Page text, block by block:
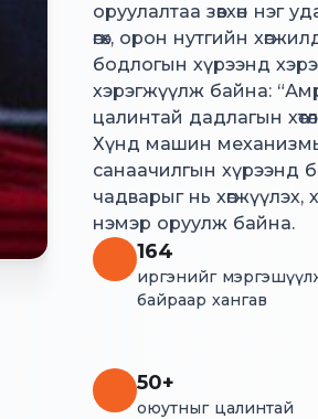
оруулалтаа зөвхөн нэг
өгөх, орон нутгийн
бодлогын хүрээнд
хэрэгжүүлж байна:
цалинтай дадлагын
Хүнд машин
санаачилгын хүрээнд
чадварыг нь хөгжүүлэх,
нэмэр оруулж байна.
164
иргэнийг
байраар хангав
50+
оюутныг цалинтай